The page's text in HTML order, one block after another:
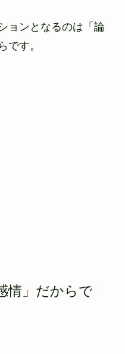
ョンとなるのは「論
です。
情」だからで